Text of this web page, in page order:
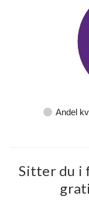
Andel
Sitter du i